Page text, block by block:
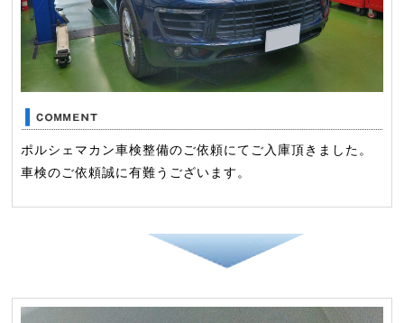
ポルシェマカン車検整備のご依頼にてご入庫頂きました。
車検のご依頼誠に有難うございます。